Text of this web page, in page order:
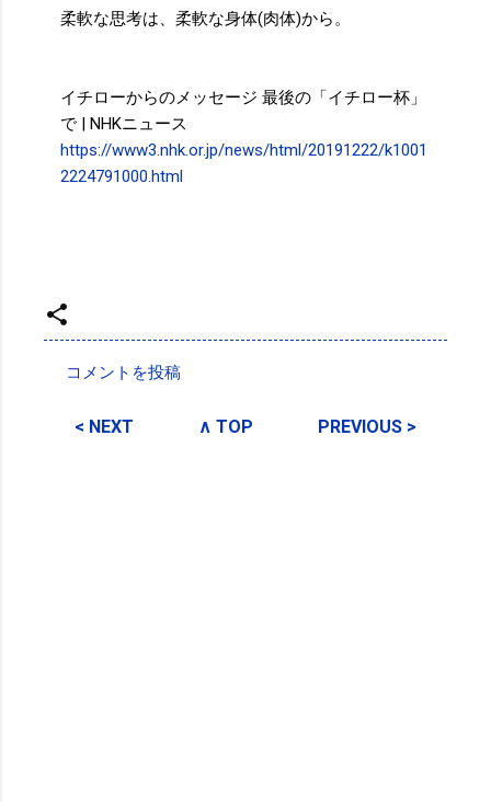
柔軟な思考は、柔軟な身体(肉体)から。
イチローからのメッセージ 最後の「イチロー杯」
で | NHKニュース
https://www3.nhk.or.jp/news/html/20191222/k1001
2224791000.html
メ
コメントを投稿
< NEXT ∧ TOP PREVIOUS >